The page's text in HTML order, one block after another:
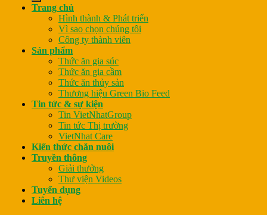
Trang chủ
Hình thành & Phát triển
Vì sao chọn chúng tôi
Công ty thành viên
Sản phẩm
Thức ăn gia súc
Thức ăn gia cầm
Thức ăn thủy sản
Thương hiệu Green Bio Feed
Tin tức & sự kiện
Tin VietNhatGroup
Tin tức Thị trường
VietNhat Care
Kiến thức chăn nuôi
Truyền thông
Giải thưởng
Thư viện Videos
Tuyển dụng
Liên hệ